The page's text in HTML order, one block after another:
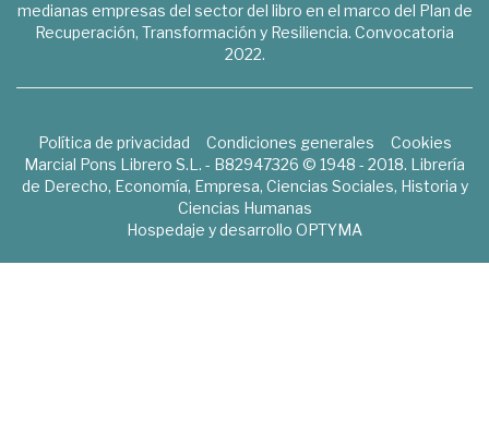
medianas empresas del sector del libro en el marco del Plan de
Recuperación, Transformación y Resiliencia. Convocatoria
2022.
Política de privacidad Condiciones generales
Cookies
Marcial Pons Librero S.L. - B82947326 © 1948 - 2018. Librería
de Derecho, Economía, Empresa, Ciencias Sociales, Historia y
Ciencias Humanas
Hospedaje y desarrollo OPTYMA